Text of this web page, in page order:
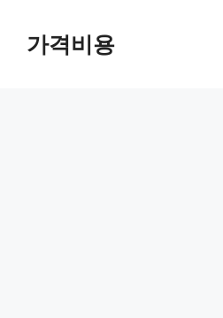
가격비용